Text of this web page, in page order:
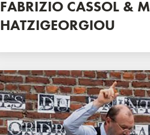
FABRIZIO CASSOL &
HATZIGEORGIOU